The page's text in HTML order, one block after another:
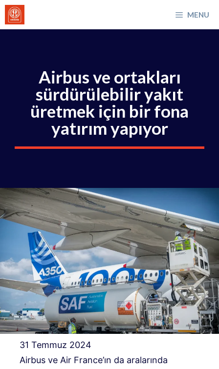
İçeriğe
atla
MENU
Airbus ve ortakları
sürdürülebilir yakıt
üretmek için bir fona
yatırım yapıyor
31 Temmuz 2024
Airbus ve Air France’ın da aralarında